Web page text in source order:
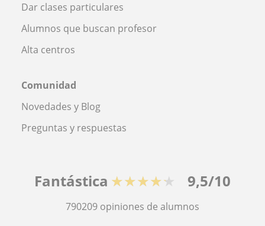
Dar clases particulares
Alumnos que buscan profesor
Alta centros
Comunidad
Novedades y Blog
Preguntas y respuestas
Fantástica ★★★★★ 9,5/10
790209 opiniones de alumnos